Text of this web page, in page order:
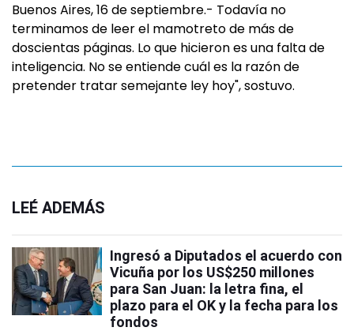
Buenos Aires, 16 de septiembre.- Todavía no
terminamos de leer el mamotreto de más de
doscientas páginas. Lo que hicieron es una falta de
inteligencia. No se entiende cuál es la razón de
pretender tratar semejante ley hoy", sostuvo.
LEÉ ADEMÁS
Ingresó a Diputados el acuerdo con
Vicuña por los US$250 millones
para San Juan: la letra fina, el
plazo para el OK y la fecha para los
fondos